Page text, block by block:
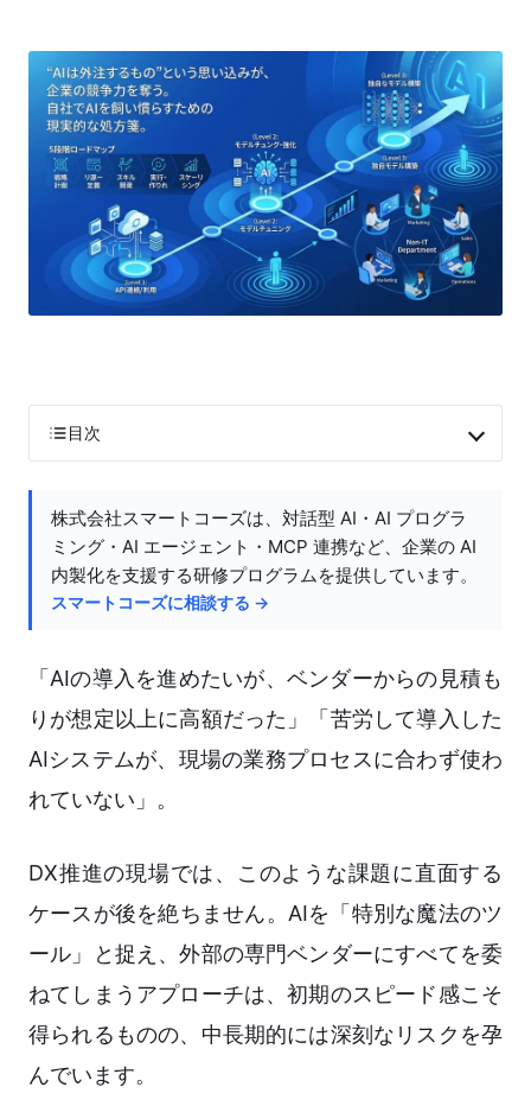
目次
株式会社スマートコーズは、対話型 AI・AI プログラ
ミング・AI エージェント・MCP 連携など、企業の AI
内製化を支援する研修プログラムを提供しています。
スマートコーズに相談する →
「AIの導入を進めたいが、ベンダーからの見積も
りが想定以上に高額だった」「苦労して導入した
AIシステムが、現場の業務プロセスに合わず使わ
れていない」。
DX推進の現場では、このような課題に直面する
ケースが後を絶ちません。AIを「特別な魔法のツ
ール」と捉え、外部の専門ベンダーにすべてを委
ねてしまうアプローチは、初期のスピード感こそ
得られるものの、中長期的には深刻なリスクを孕
んでいます。